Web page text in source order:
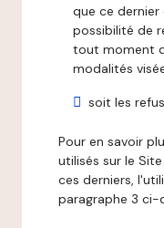
que ce dernier
possibilité de
tout moment
modalités
soit les
Pour en savoir
utilisés sur le
ces derniers,
paragraphe 3 ci-